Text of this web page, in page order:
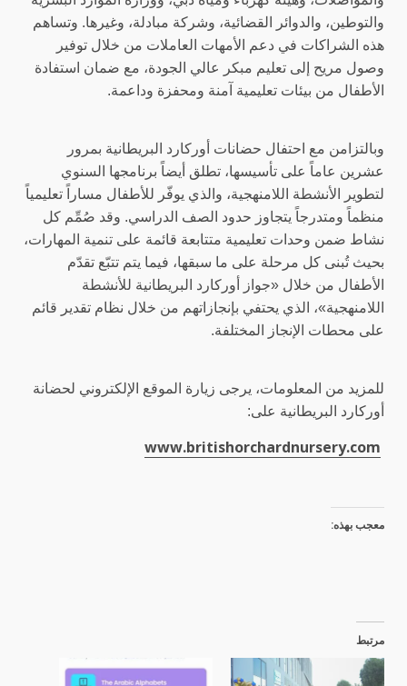
والتوطين، والدوائر القضائية، وشركة مبادلة، وغيرها. وتساهم
هذه الشراكات في دعم الأمهات العاملات من خلال توفير
وصول مريح إلى تعليم مبكر عالي الجودة، مع ضمان استفادة
الأطفال من بيئات تعليمية آمنة ومحفزة وداعمة.
وبالتزامن مع احتفال حضانات أوركارد البريطانية بمرور
عشرين عاماً على تأسيسها، تطلق أيضاً برنامجها السنوي
لتطوير الأنشطة اللامنهجية، والذي يوفّر للأطفال مساراً تعليمياً
منظماً ومتدرجاً يتجاوز حدود الصف الدراسي. وقد صُمِّم كل
نشاط ضمن وحدات تعليمية متتابعة قائمة على تنمية المهارات،
بحيث تُبنى كل مرحلة على ما سبقها، فيما يتم تتبّع تقدّم
الأطفال من خلال «جواز أوركارد البريطانية للأنشطة
اللامنهجية»، الذي يحتفي بإنجازاتهم من خلال نظام تقدير قائم
على محطات الإنجاز المختلفة.
للمزيد من المعلومات، يرجى زيارة الموقع الإلكتروني لحضانة
أوركارد البريطانية على:
www.britishorchardnursery.com
معجب بهذه:
مرتبط